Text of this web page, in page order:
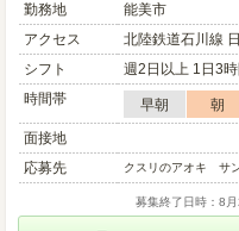
勤務地
能美市
アクセス
北陸鉄道石川線
シフト
週2日以上 1日3
時間帯
早朝 朝
面接地
応募先
クスリのアオキ サ
募集終了日時：8月